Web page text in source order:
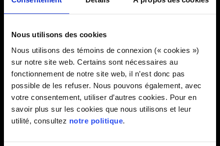
Nous utilisons des cookies
Nous utilisons des témoins de connexion (« cookies »)
sur notre site web. Certains sont nécessaires au
fonctionnement de notre site web, il n’est donc pas
possible de les refuser. Nous pouvons également, avec
votre consentement, utiliser d’autres cookies. Pour en
savoir plus sur les cookies que nous utilisons et leur
utilité, consultez notre politique.
Le site en chiffres
19.89 M